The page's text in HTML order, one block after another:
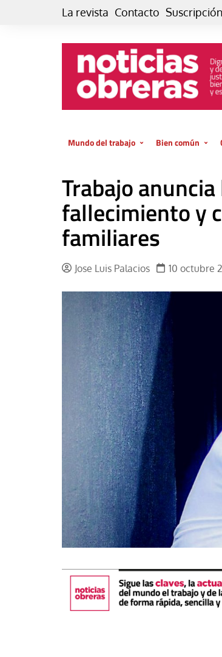
La revista Contacto Suscripción
Mundo del trabajo
El trabajo es para la vida
GlobalizAcción
INFOR. Boletín informativo del
MMTC
Laboral
El amor en el mundo
Los empobrecidos por el
mundo
Radio — Mundo obrero hoy
Vidas precarias
Bien común
Economía
Trabajo
fallecimiento y
familiares
Jose Luis Palacios 10 octubre